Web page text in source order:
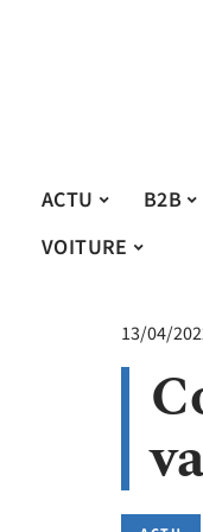
ACTU B2B
VOITURE
13/04/